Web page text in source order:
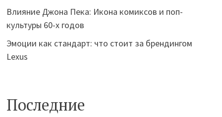
Влияние Джона Пека: Икона комиксов и поп-
культуры 60-х годов
Эмоции как стандарт: что стоит за брендингом
Lexus
Последние